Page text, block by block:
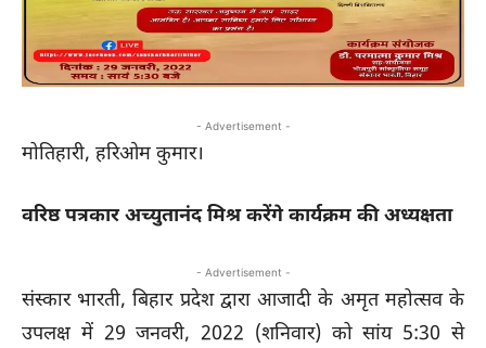
- Advertisement -
मोतिहारी, हरिओम कुमार।
वरिष्ठ पत्रकार अच्युतानंद मिश्र करेंगे कार्यक्रम की अध्यक्षता
- Advertisement -
संस्कार भारती, बिहार प्रदेश द्वारा आजादी के अमृत महोत्सव के
उपलक्ष में 29 जनवरी, 2022 (शनिवार) को सांय 5:30 से